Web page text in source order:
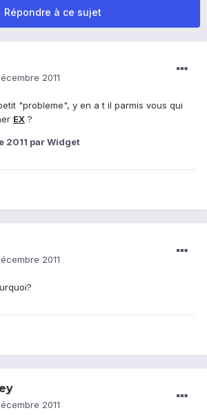
Répondre à ce sujet
2011
"probleme", y en a t il parmis vous qui
EX ?
2011 par Widget
2011
2011